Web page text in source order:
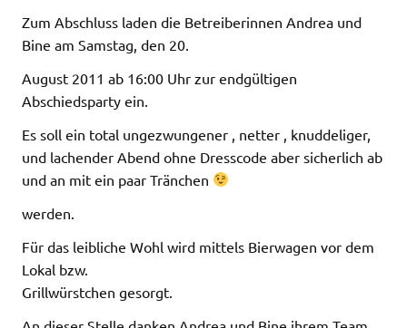
Zum Abschluss laden die Betreiberinnen Andrea und
Bine am Samstag, den 20.
August 2011 ab 16:00 Uhr zur endgültigen
Abschiedsparty ein.
Es soll ein total ungezwungener , netter , knuddeliger,
und lachender Abend ohne Dresscode aber sicherlich ab
und an mit ein paar Tränchen
werden.
Für das leibliche Wohl wird mittels Bierwagen vor dem
Lokal bzw.
Grillwürstchen gesorgt.